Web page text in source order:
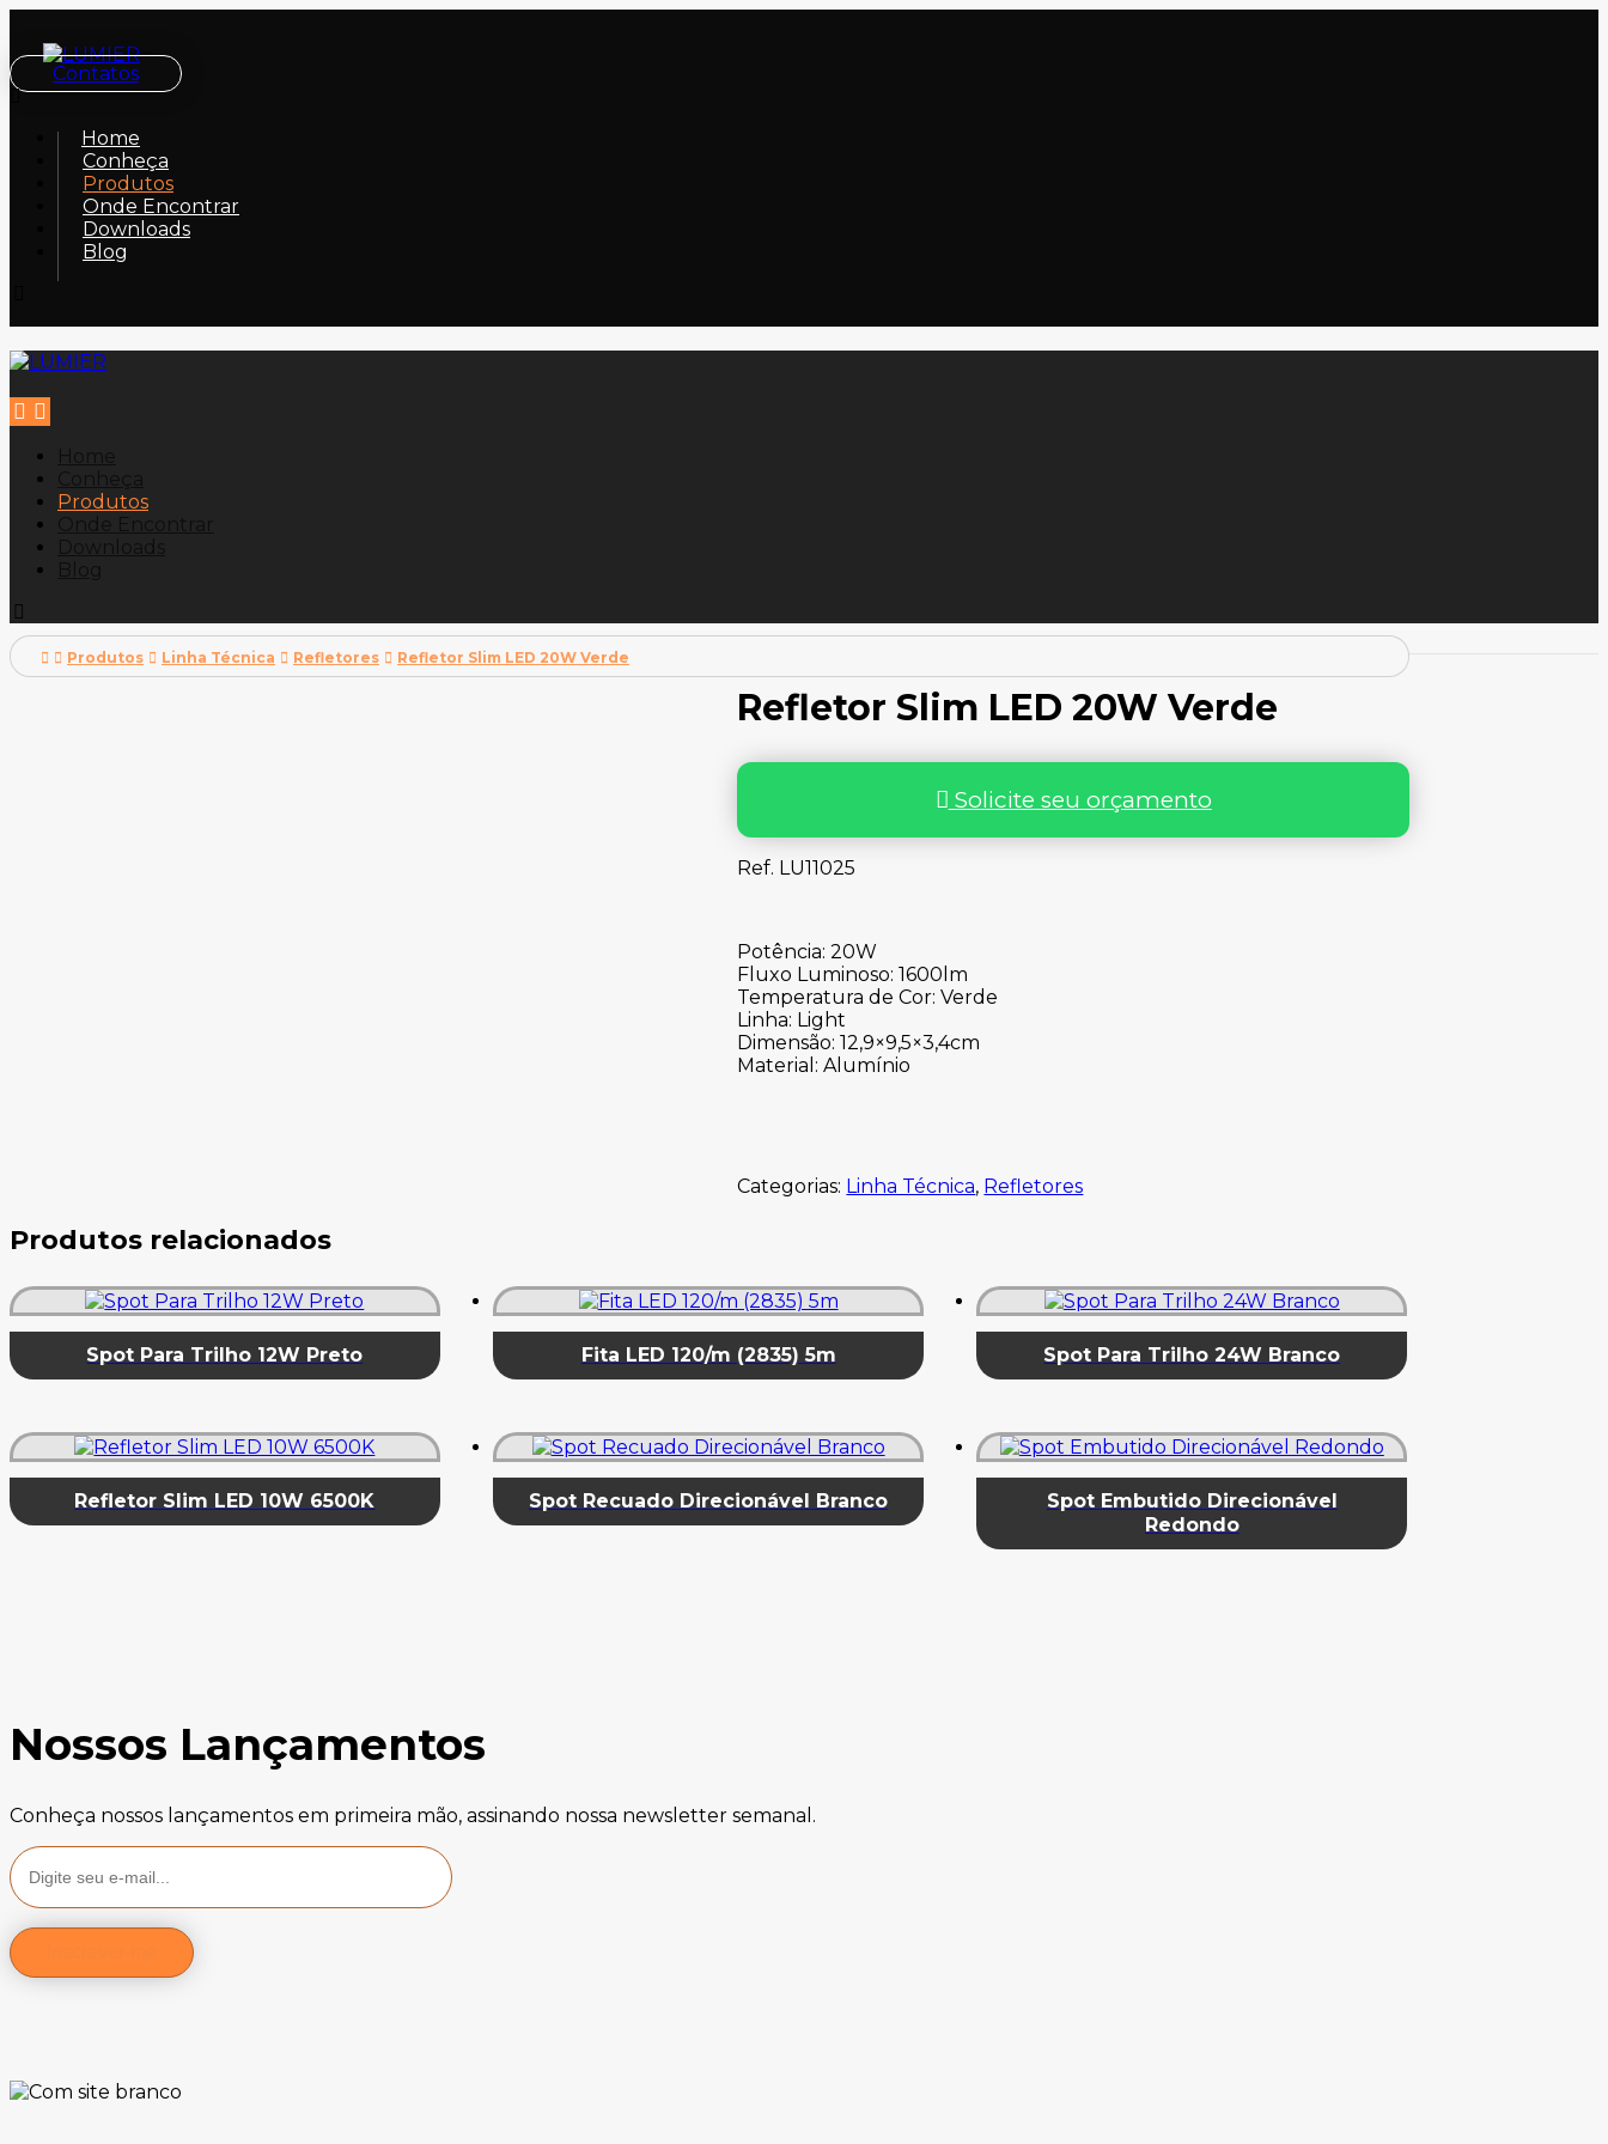
Contatos
Home
Conheça
Produtos
Onde Encontrar
Downloads
Blog
Produtos
Produtos Linha Técnica Refletores Refletor Slim LED 20W Verde
Refletor Slim LED 20W Verde
Solicite seu orçamento
Ref. LU11025
Potência: 20W
Fluxo Luminoso: 1600lm
Temperatura de Cor: Verde
Linha: Light
Dimensão: 12,9×9,5×3,4cm
Material: Alumínio
Categorias: Linha Técnica, Refletores
Produtos relacionados
Spot Para Trilho 12W Preto Fita LED 120/m (2835) 5m Spot Para Trilho 24W Branco
Refletor Slim LED 10W 6500K Spot Recuado Direcionável Branco
Spot Embutido Direcionável
Redondo
Nossos Lançamentos
Conheça nossos lançamentos em primeira mão, assinando nossa newsletter semanal.